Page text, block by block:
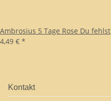
Ambrosius 5 Tage Rose Du fehlst
4,49 € *
Kontakt